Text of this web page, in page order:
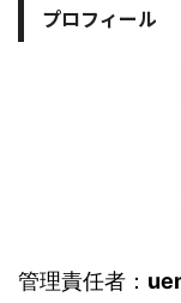
プロフィール
管理責任者：